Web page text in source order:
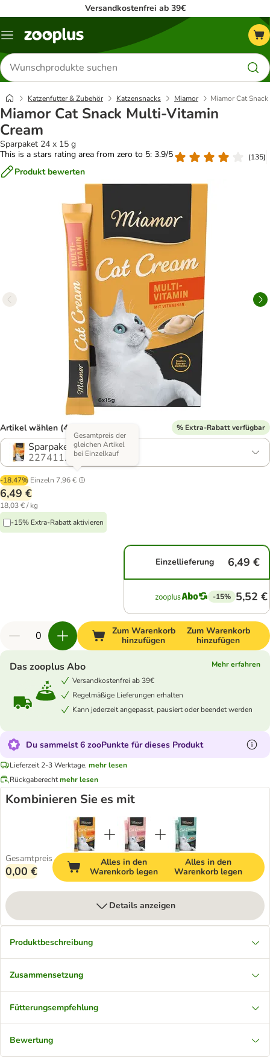
Versandkostenfrei ab 39€
Menü
Produkte
suchen
Katzenfutter & Zubehör Katzensnacks Miamor Miamor Cat
Miamor Cat Snack Multi-Vitamin
Cream
Sparpaket 24 x 15 g
This is a stars rating area from zero to 5: 3.9/5
(135)
Produkt bewerten
Artikel wählen (4 Varianten) % Extra-Rabatt verfügbar
Sparpaket 24 x 15 g
227411.1
-18.47% Einzeln 7,96 €
Gesamtpreis der
gleichen Artikel
bei Einzelkauf
6,49 €
18,03 € / kg
-15% Extra-Rabatt aktivieren
Einzellieferung 6,49 €
-15% 5,52 €
Zum Warenkorb
hinzufügen
Zum Warenkorb
hinzufügen
Das zooplus Abo
Mehr erfahren
Versandkostenfrei ab 39€
Regelmäßige Lieferungen erhalten
Kann jederzeit angepasst, pausiert oder beendet werden
Du sammelst 6 zooPunkte für dieses Produkt
Lieferzeit 2-3 Werktage. mehr lesen
Rückgaberechtmehr lesen
Kombinieren Sie es mit
Gesamtpreis
0,00 €
Alles in den
Warenkorb legen
Alles in den
Warenkorb legen
Details anzeigen
Produktbeschreibung
Zusammensetzung
Fütterungsempfehlung
Bewertung